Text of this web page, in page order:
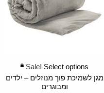
Sale! Select options
מגן לשמיכת פוך מנוזלים – ילדים
ומבוגרים